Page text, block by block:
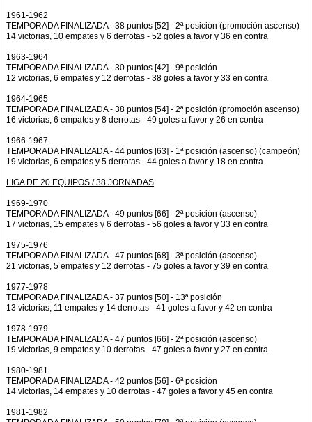
1961-1962
TEMPORADA FINALIZADA - 38 puntos [52] - 2ª posición (promoción ascenso)
14 victorias, 10 empates y 6 derrotas - 52 goles a favor y 36 en contra
1963-1964
TEMPORADA FINALIZADA - 30 puntos [42] - 9ª posición
12 victorias, 6 empates y 12 derrotas - 38 goles a favor y 33 en contra
1964-1965
TEMPORADA FINALIZADA - 38 puntos [54] - 2ª posición (promoción ascenso)
16 victorias, 6 empates y 8 derrotas - 49 goles a favor y 26 en contra
1966-1967
TEMPORADA FINALIZADA - 44 puntos [63] - 1ª posición (ascenso) (campeón)
19 victorias, 6 empates y 5 derrotas - 44 goles a favor y 18 en contra
LIGA DE 20 EQUIPOS / 38 JORNADAS
1969-1970
TEMPORADA FINALIZADA - 49 puntos [66] - 2ª posición (ascenso)
17 victorias, 15 empates y 6 derrotas - 56 goles a favor y 33 en contra
1975-1976
TEMPORADA FINALIZADA - 47 puntos [68] - 3ª posición (ascenso)
21 victorias, 5 empates y 12 derrotas - 75 goles a favor y 39 en contra
1977-1978
TEMPORADA FINALIZADA - 37 puntos [50] - 13ª posición
13 victorias, 11 empates y 14 derrotas - 41 goles a favor y 42 en contra
1978-1979
TEMPORADA FINALIZADA - 47 puntos [66] - 2ª posición (ascenso)
19 victorias, 9 empates y 10 derrotas - 47 goles a favor y 27 en contra
1980-1981
TEMPORADA FINALIZADA - 42 puntos [56] - 6ª posición
14 victorias, 14 empates y 10 derrotas - 47 goles a favor y 45 en contra
1981-1982